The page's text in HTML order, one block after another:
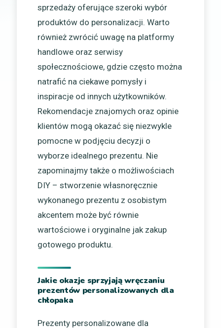
sprzedaży oferujące szeroki wybór
produktów do personalizacji. Warto
również zwrócić uwagę na platformy
handlowe oraz serwisy
społecznościowe, gdzie często można
natrafić na ciekawe pomysły i
inspiracje od innych użytkowników.
Rekomendacje znajomych oraz opinie
klientów mogą okazać się niezwykle
pomocne w podjęciu decyzji o
wyborze idealnego prezentu. Nie
zapominajmy także o możliwościach
DIY – stworzenie własnoręcznie
wykonanego prezentu z osobistym
akcentem może być równie
wartościowe i oryginalne jak zakup
gotowego produktu.
Jakie okazje sprzyjają wręczaniu
prezentów personalizowanych dla
chłopaka
Prezenty personalizowane dla